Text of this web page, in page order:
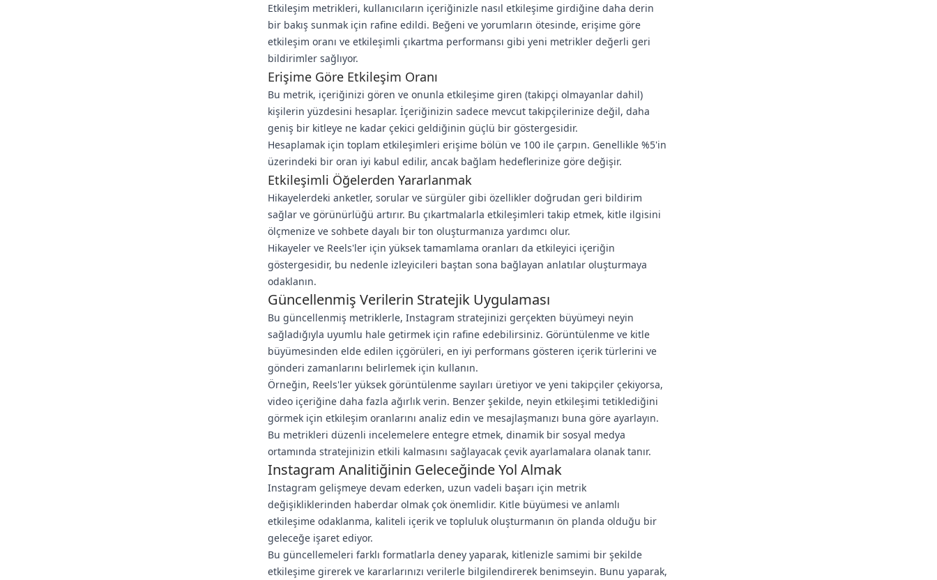
Etkileşim metrikleri, kullanıcıların içeriğinizle nasıl etkileşime girdiğine daha derin
bir bakış sunmak için rafine edildi. Beğeni ve yorumların ötesinde, erişime göre
etkileşim oranı ve etkileşimli çıkartma performansı gibi yeni metrikler değerli geri
bildirimler sağlıyor.
Erişime Göre Etkileşim Oranı
Bu metrik, içeriğinizi gören ve onunla etkileşime giren (takipçi olmayanlar dahil)
kişilerin yüzdesini hesaplar. İçeriğinizin sadece mevcut takipçilerinize değil, daha
geniş bir kitleye ne kadar çekici geldiğinin güçlü bir göstergesidir.
Hesaplamak için toplam etkileşimleri erişime bölün ve 100 ile çarpın. Genellikle %5'in
üzerindeki bir oran iyi kabul edilir, ancak bağlam hedeflerinize göre değişir.
Etkileşimli Öğelerden Yararlanmak
Hikayelerdeki anketler, sorular ve sürgüler gibi özellikler doğrudan geri bildirim
sağlar ve görünürlüğü artırır. Bu çıkartmalarla etkileşimleri takip etmek, kitle ilgisini
ölçmenize ve sohbete dayalı bir ton oluşturmanıza yardımcı olur.
Hikayeler ve Reels'ler için yüksek tamamlama oranları da etkileyici içeriğin
göstergesidir, bu nedenle izleyicileri baştan sona bağlayan anlatılar oluşturmaya
odaklanın.
Güncellenmiş Verilerin Stratejik Uygulaması
Bu güncellenmiş metriklerle, Instagram stratejinizi gerçekten büyümeyi neyin
sağladığıyla uyumlu hale getirmek için rafine edebilirsiniz. Görüntülenme ve kitle
büyümesinden elde edilen içgörüleri, en iyi performans gösteren içerik türlerini ve
gönderi zamanlarını belirlemek için kullanın.
Örneğin, Reels'ler yüksek görüntülenme sayıları üretiyor ve yeni takipçiler çekiyorsa,
video içeriğine daha fazla ağırlık verin. Benzer şekilde, neyin etkileşimi tetiklediğini
görmek için etkileşim oranlarını analiz edin ve mesajlaşmanızı buna göre ayarlayın.
Bu metrikleri düzenli incelemelere entegre etmek, dinamik bir sosyal medya
ortamında stratejinizin etkili kalmasını sağlayacak çevik ayarlamalara olanak tanır.
Instagram Analitiğinin Geleceğinde Yol Almak
Instagram gelişmeye devam ederken, uzun vadeli başarı için metrik
değişikliklerinden haberdar olmak çok önemlidir. Kitle büyümesi ve anlamlı
etkileşime odaklanma, kaliteli içerik ve topluluk oluşturmanın ön planda olduğu bir
geleceğe işaret ediyor.
Bu güncellemeleri farklı formatlarla deney yaparak, kitlenizle samimi bir şekilde
etkileşime girerek ve kararlarınızı verilerle bilgilendirerek benimseyin. Bunu yaparak,